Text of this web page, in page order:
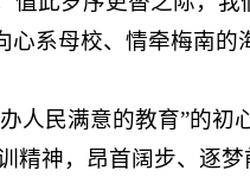
系母校、情牵梅南
人民满意的教育”的
精神，昂首阔步、逐